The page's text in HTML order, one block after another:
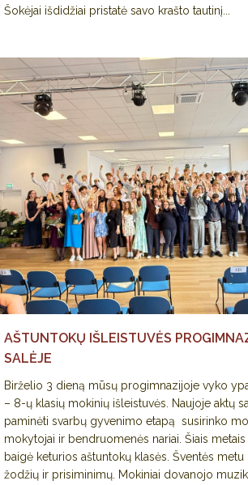
Šokėjai išdidžiai pristatė savo krašto tautinį...
AŠTUNTOKŲ IŠLEISTUVĖS
SALĖJE
Birželio 3 dieną mūsų progimnazijoje vyko
– 8-ų klasių mokinių išleistuvės. Naujoje aktų
paminėti svarbų gyvenimo etapą susirinko
mokytojai ir bendruomenės nariai. Šiais
baigė keturios aštuntokų klasės. Šventės
žodžių ir prisiminimų. Mokiniai dovanojo